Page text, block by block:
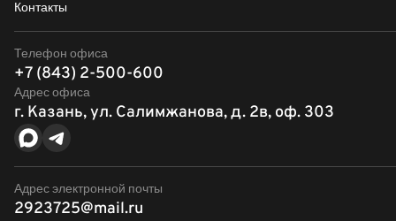
Контакты
Телефон офиса
+7 (843) 2-500-600
Адрес офиса
г. Казань, ул. Салимжанова, д. 2в, оф. 303
Адрес электронной почты
2923725@mail.ru